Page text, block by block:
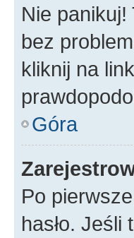
Nie
bez
kliknij na link
Góra
Po
hasło.